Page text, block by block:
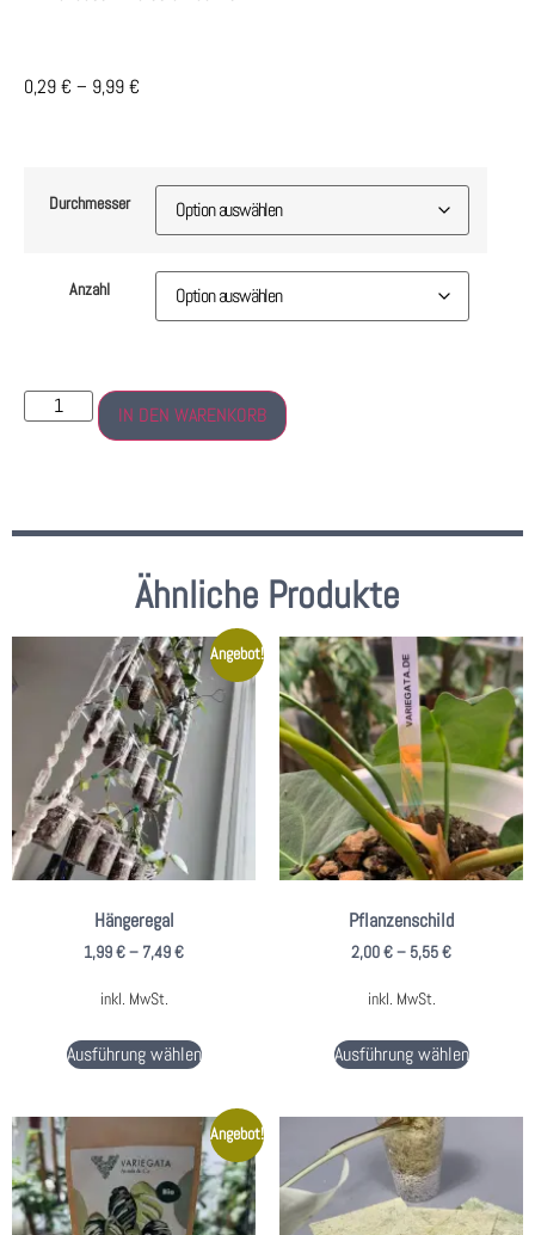
0,29€ – 9,99€
Durchmesser
Anzahl
IN DEN WARENKORB
Ähnliche Produkte
Angebot!
Hängeregal
1,99€– 7,49€
inkl. MwSt.
Ausführung wählen
Pflanzenschild
2,00€– 5,55€
inkl. MwSt.
Ausführung wählen
Angebot!